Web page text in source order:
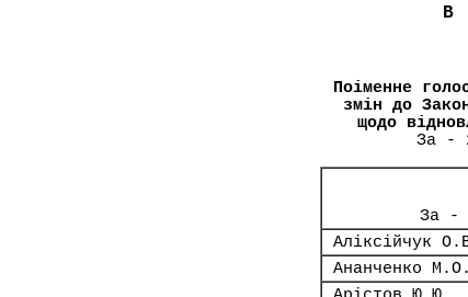
Поіменне
змін до
щодо
За -
За -
Аліксійчук
Ананченко М.О.